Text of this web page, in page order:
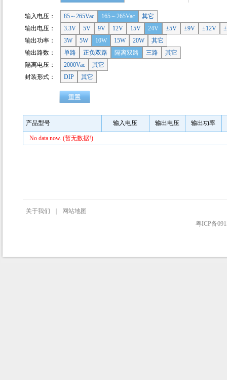
输入电压： 85～265Vac 165～265Vac
其它
输出电压：
3.3V 5V 9V 12V 15V 24V ±5V ±9V ±12V
输出功率：
3W 5W 10W 15W 20W
其它
输出路数：
单路 正负双路 隔离双路 三路
其它
隔离电压：
2000Vac
其它
封装形式：
DIP 其它
产品型号 输入电压 输出电压 输出功率
No data now. (暂无数据!)
关于我们
网站地图
粤ICP备